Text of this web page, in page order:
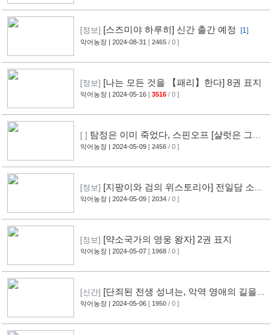
[정보] [스즈미야 하루히] 신간 출간 예정 [1]
악어농장 | 2024-08-31 [ 2465 / 0 ]
[정보] [나는 모든 것을 【패리】한다] 8권 표지
악어농장 | 2024-05-16 [ 3516 / 0 ]
[ ] 탐정은 이미 죽었다, 스핀오프 [샬럿은 그저,
사건을 해결하고 싶다.] 1권 표지
악어농장 | 2024-05-09 [ 2456 / 0 ]
[정보] [지팡이와 검의 위스토리아] 전일담 소설
화 예정
악어농장 | 2024-05-09 [ 2034 / 0 ]
[정보] [약소국가의 영웅 왕자] 2권 표지
악어농장 | 2024-05-07 [ 1968 / 0 ]
[신간] [단죄된 전생 성녀는, 악역 영애의 길을
간다!] 1권 표지
악어농장 | 2024-05-06 [ 1950 / 0 ]